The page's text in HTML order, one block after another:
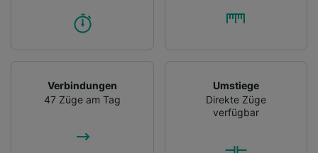
Verbindungen
47 Züge am Tag
Umstiege
Direkte Züge
verfügbar